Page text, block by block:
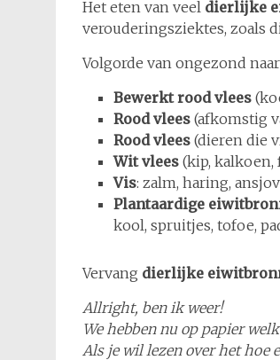
Het eten van veel dierlijke
verouderingsziektes, zoals
Volgorde van ongezond
Bewerkt rood vlees
Rood vlees (afkomstig
Rood vlees (dieren die
Wit vlees (kip,
Vis: zalm, haring,
Plantaardige
kool, spruitjes, tofoe,
Vervang dierlijke
Allright, ben ik weer!
We hebben nu op papier
Als je wil lezen over het hoe